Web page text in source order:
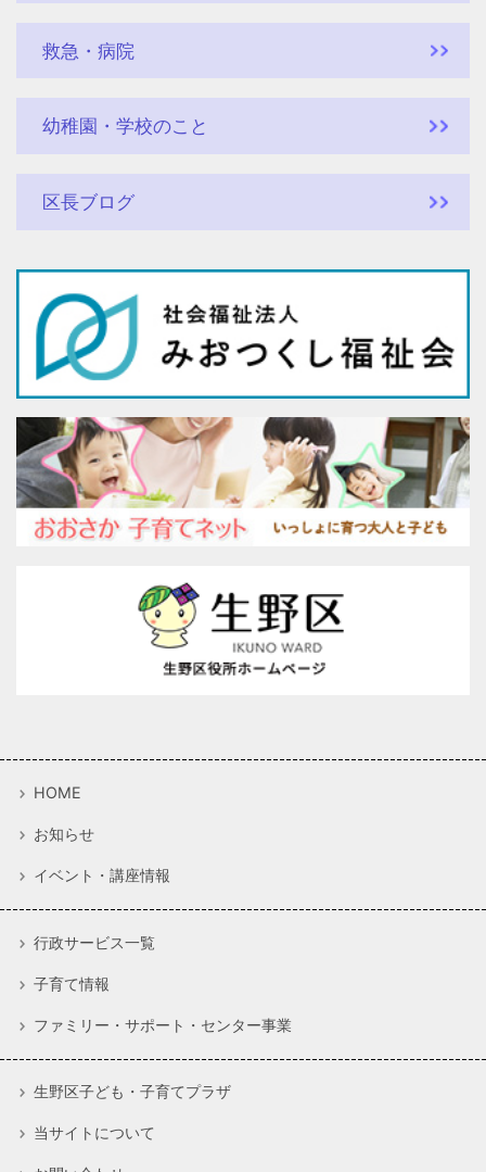
救急・病院
幼稚園・学校のこと
区長ブログ
HOME
お知らせ
イベント・講座情報
行政サービス一覧
子育て情報
ファミリー・サポート・センター事業
生野区子ども・子育てプラザ
当サイトについて